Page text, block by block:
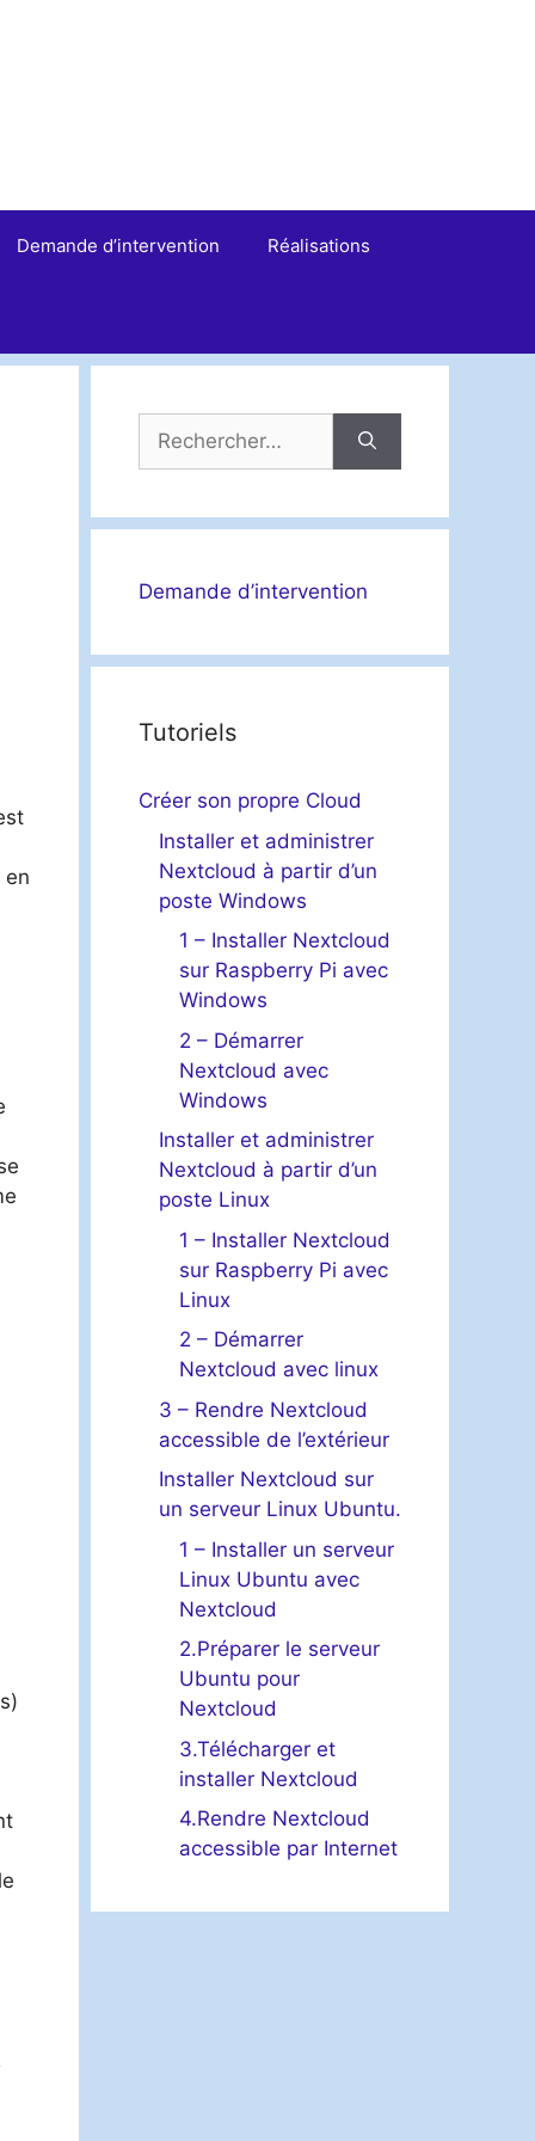
Demande d’intervention Réalisations
en
Rechercher :
Demande d’intervention
Tutoriels
Créer son propre Cloud
Installer et administrer
Nextcloud à partir d’un
poste Windows
1 – Installer Nextcloud
sur Raspberry Pi avec
Windows
2 – Démarrer
Nextcloud avec
Windows
Installer et administrer
Nextcloud à partir d’un
poste Linux
1 – Installer Nextcloud
sur Raspberry Pi avec
Linux
2 – Démarrer
Nextcloud avec linux
3 – Rendre Nextcloud
accessible de l’extérieur
Installer Nextcloud sur
un serveur Linux Ubuntu.
1 – Installer un serveur
Linux Ubuntu avec
Nextcloud
2.Préparer le serveur
Ubuntu pour
Nextcloud
3.Télécharger et
installer Nextcloud
4.Rendre Nextcloud
accessible par Internet